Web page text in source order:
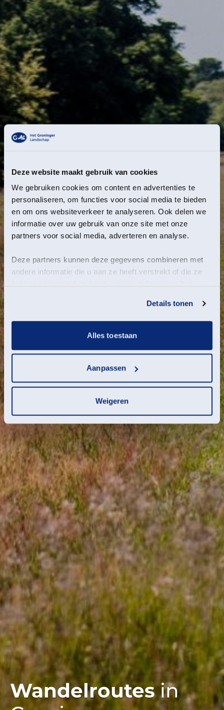
Deze website maakt gebruik van cookies
We gebruiken cookies om content en advertenties te
personaliseren, om functies voor social media te bieden
en om ons websiteverkeer te analyseren. Ook delen we
informatie over uw gebruik van onze site met onze
partners voor social media, adverteren en analyse.
Deze partners kunnen deze gegevens combineren met
andere informatie die u aan ze heeft verstrekt of die ze
Details tonen
Alles toestaan
Aanpassen
Weigeren
Wandelroutesin